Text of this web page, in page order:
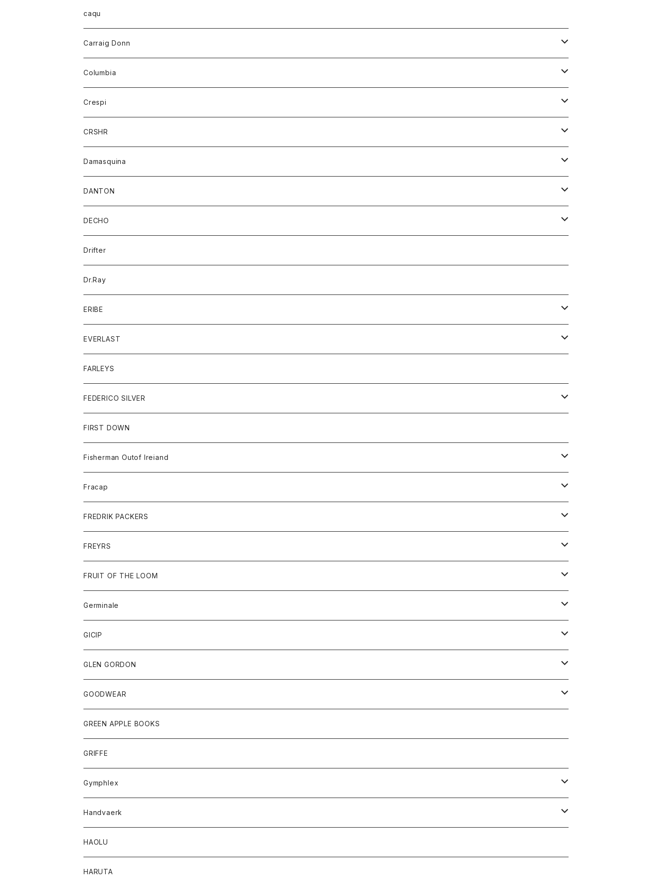
チーフ
バンダナ
トレーナー
パーカー
オーバーオール
ショートパンツ
レディース
オーバーオール
カーディガン
Tシャツ
パーカー
靴
トップス
ハーフスリーブTシャツ
caqu
Carraig Donn
ニット
Columbia
アウター
ジャケット
Crespi
ジャケット
ワンピース
ブラウス
CRSHR
キャップ
Damasquina
ウォレット
カードケース
バッグ
DANTON
アウター
コート
ジャケット
アクセサリー
バッグ
キッズ
シャツ
Tシャツ
グッズ
帽子
トップス
シャツ
セーター
ボトム
ショートパンツ
パンツ
レディース
コート
ジャケット
Tシャツ
ボトム
DECHO
帽子
Drifter
Dr.Ray
ERIBE
ニット
EVERLAST
トップス
ジャケット
スエットシャツ
ボトム
スエットパンツ
グッズ
帽子
FARLEYS
FEDERICO SILVER
アクセサリー
FIRST DOWN
Fisherman Outof Ireiand
ニット
Fracap
グッズ
靴
FREDRIK PACKERS
アクセサリー
バッグ
FREYRS
サングラス
FRUIT OF THE LOOM
アウター
パーカー
グッズ
ネクタイ
チーフ
トップス
シャツ
タンクトップ
ボトム
ショートパンツ
スカート
レディース
スカート
Tシャツ
Germinale
靴
サンダル
GICIP
トップス
Tシャツ
GLEN GORDON
グッズ
手袋
GOODWEAR
トップス
Tシャツ
GREEN APPLE BOOKS
GRIFFE
Gymphlex
アウター
カーディガン
コート
トップス
シャツ
レディース
Handvaerk
トップス
Tシャツ
HAOLU
HARUTA